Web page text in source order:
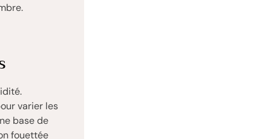
varier les
base de
fouettée